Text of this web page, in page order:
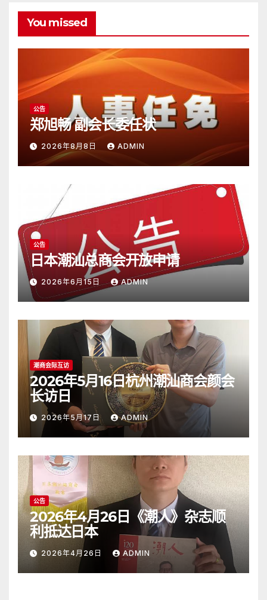
You missed
公告
郑旭畅 副会长委任状
2026年8月8日 ADMIN
公告
日本潮汕总商会开放申请
2026年6月15日 ADMIN
潮商会际互访
2026年5月16日杭州潮汕商会颜会
长访日
2026年5月17日 ADMIN
公告
2026年4月26日《潮人》杂志顺
利抵达日本
2026年4月26日 ADMIN